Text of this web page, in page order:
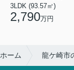
3LDK (93.57㎡)
2,790万円
ーム 龍ケ崎市